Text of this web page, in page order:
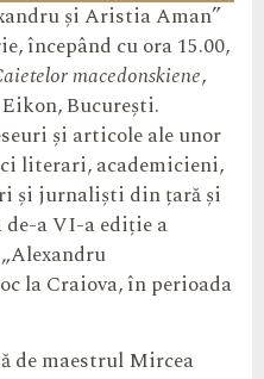
și Aristia Aman”
începând cu ora 15.00,
macedonskiene,
București.
și articole ale unor
literari, academicieni,
și jurnaliști din țară și
de-a VI-a ediție a
la Craiova, în perioada
de maestrul Mircea